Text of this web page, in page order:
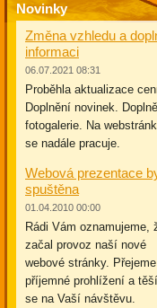
Novinky
Změna vzhledu a
informaci
06.07.2021 08:31
Proběhla aktualizace
Doplnění novinek.
fotogalerie. Na
se nadále pracuje.
Webová prezentace
spuštěna
01.04.2010 00:00
Rádi Vám oznamujeme,
začal provoz naší nové
webové stránky.
příjemné prohlížení a
se na Vaší návštěvu.